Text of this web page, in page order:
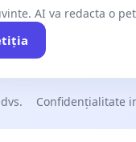
AI va redacta o
Confidențialitate